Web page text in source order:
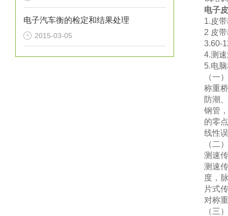
电子汽车衡的检定和结果处理
2015-03-05
电子
1.皮
2 皮
3.60-
4.测
5.电
（一）
称重
防潮
钢管
的零
线性
（ 二）
测速
测速
度，
片式
对称
（三）